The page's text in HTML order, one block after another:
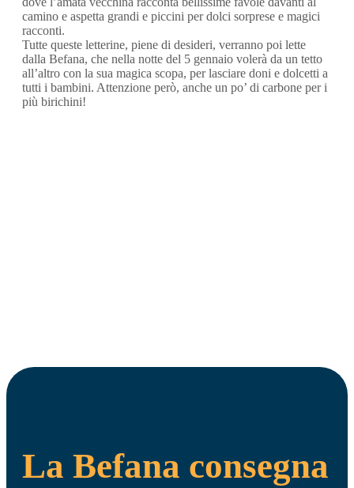
camino e aspetta grandi e piccini per dolci sorprese e magici
racconti.
Tutte queste letterine, piene di desideri, verranno poi lette
dalla Befana, che nella notte del 5 gennaio volerà da un tetto
all’altro con la sua magica scopa, per lasciare doni e dolcetti a
tutti i bambini. Attenzione però, anche un po’ di carbone per i
più birichini!
La Befana consegna